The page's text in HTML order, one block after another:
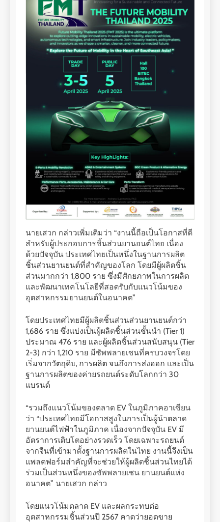
นายเสวก กล่าวเพิ่มเติมว่า “งานนี้ถือเป็นโอกาสที่ดี
สำหรับผู้ประกอบการชิ้นส่วนยานยนต์ไทย เนื่อง
ด้วยปัจจุบัน ประเทศไทยเป็นหนึ่งในฐานการผลิต
ชิ้นส่วนยานยนต์ที่สำคัญของโลก โดยมีผู้ผลิตชิ้น
ส่วนมากกว่า 1,800 ราย ซึ่งมีศักยภาพในการผลิต
และพัฒนาเทคโนโลยีที่สอดรับกับแนวโน้มของ
อุตสาหกรรมยานยนต์ในอนาคต”
โดยประเทศไทยมีผู้ผลิตชิ้นส่วนส่วนยานยนต์กว่า
1,686 ราย ซึ่งแบ่งเป็นผู้ผลิตชิ้นส่วนชั้นนำ (Tier 1)
ประมาณ 476 ราย และผู้ผลิตชิ้นส่วนสนับสนุน (Tier
2-3) กว่า 1,210 ราย มีซัพพลายเชนที่ครบวงจรโดย
เริ่มจากวัตถุดิบ, การผลิต จนถึงการส่งออก และเป็น
ฐานการผลิตของค่ายรถยนต์ระดับโลกกว่า 30
แบรนด์
“รวมถึงแนวโน้มของตลาด EV ในภูมิภาคอาเซียน
ว่า “ประเทศไทยมีโอกาสสูงในการเป็นผู้นำตลาด
ยานยนต์ไฟฟ้าในภูมิภาค เนื่องจากปัจจุบัน EV มี
อัตราการเติบโตอย่างรวดเร็ว โดยเฉพาะรถยนต์
จากจีนที่เข้ามาตั้งฐานการผลิตในไทย งานนี้จึงเป็น
แพลตฟอร์มสำคัญที่จะช่วยให้ผู้ผลิตชิ้นส่วนไทยได้
ร่วมเป็นส่วนหนึ่งของซัพพลายเชน ยานยนต์แห่ง
อนาคต” นายเสวก กล่าว
โดยแนวโน้มตลาด EV และผลกระทบต่อ
อุตสาหกรรมชิ้นส่วนปี 2567 คาดว่ายอดขาย